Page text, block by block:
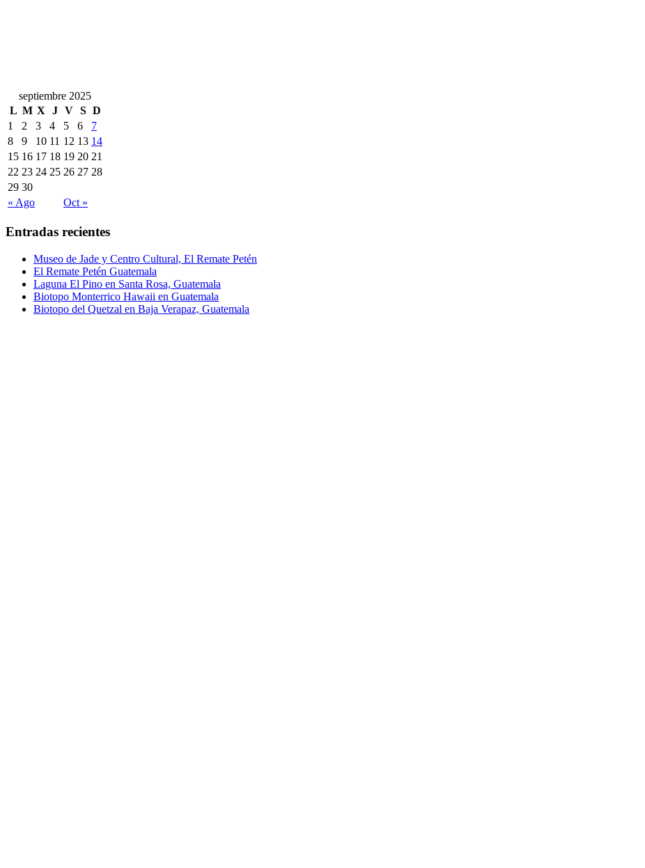
septiembre 2025
L M X J V S D
« Ago Oct »
1 2 3 4 5 6
7
8
9 10 11 12 13 14
15 16 17 18 19 20 21
22 23 24 25 26 27 28
29 30
Entradas recientes
Museo de Jade y Centro Cultural, El Remate Petén
El Remate Petén Guatemala
Laguna El Pino en Santa Rosa, Guatemala
Biotopo Monterrico Hawaii en Guatemala
Biotopo del Quetzal en Baja Verapaz, Guatemala